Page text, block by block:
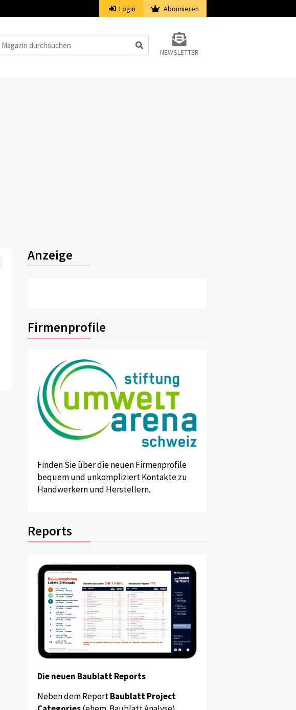
Login Abonnieren
NEWSLETTER
Anzeige
Firmenprofile
Finden Sie über die neuen Firmenprofile
bequem und unkompliziert Kontakte zu
Handwerkern und Herstellern.
Reports
Die neuen Baublatt Reports
Neben dem ReportBaublatt Project